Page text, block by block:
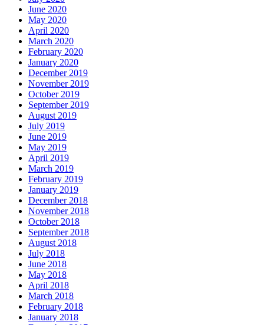
June 2020
May 2020
April 2020
March 2020
February 2020
January 2020
December 2019
November 2019
October 2019
September 2019
August 2019
July 2019
June 2019
May 2019
April 2019
March 2019
February 2019
January 2019
December 2018
November 2018
October 2018
September 2018
August 2018
July 2018
June 2018
May 2018
April 2018
March 2018
February 2018
January 2018